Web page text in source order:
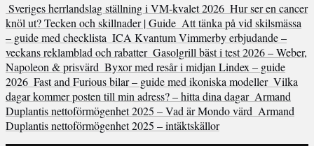
Sveriges herrlandslag ställning i VM-kvalet 2026 Hur ser en cancer
knöl ut? Tecken och skillnader | Guide Att tänka på vid skilsmässa
– guide med checklista ICA Kvantum Vimmerby erbjudande –
veckans reklamblad och rabatter Gasolgrill bäst i test 2026 – Weber,
Napoleon & prisvärd Byxor med resår i midjan Lindex – guide
2026 Fast and Furious bilar – guide med ikoniska modeller Vilka
dagar kommer posten till min adress? – hitta dina dagar Armand
Duplantis nettoförmögenhet 2025 – Vad är Mondo värd Armand
Duplantis nettoförmögenhet 2025 – intäktskällor